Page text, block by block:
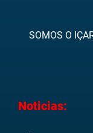
SOMOS O
Noticias: